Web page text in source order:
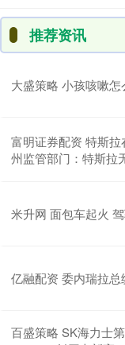
推荐资讯
大盛策略 小孩咳嗽
富明证券配资 特斯
州监管部门：特斯拉
米升网 面包车起火
亿融配资 委内瑞拉
百盛策略 SK海力士